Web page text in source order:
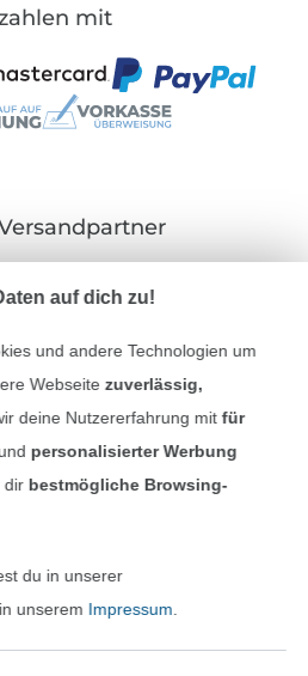
mit
AGB
wechseln (aktuell
auf dich zu!
und andere Technologien um
Webseite zuverlässig,
deine Nutzererfahrung mitfür
personalisierter Werbung
dir bestmögliche Browsing-
du in unserer
unserem Impressum